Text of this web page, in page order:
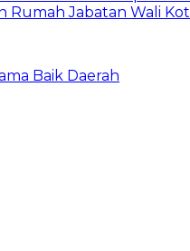
Baik Daerah